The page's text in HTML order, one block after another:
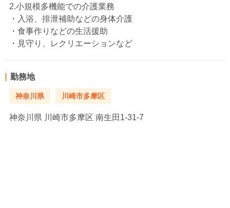
2.小規模多機能での介護業務
・入浴、排泄補助などの身体介護
・食事作りなどの生活援助
・見守り、レクリエーションなど
勤務地
神奈川県 川崎市多摩区
神奈川県 川崎市多摩区 南生田1-31-7